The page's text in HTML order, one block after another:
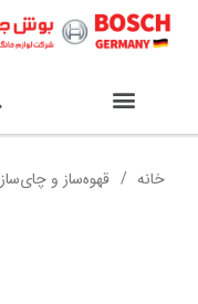
خانه قهوه‌ساز و چای‌ساز